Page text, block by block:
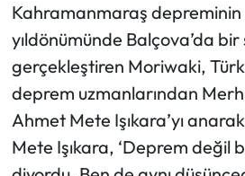
Kahramanmaraş depreminin
yıldönümünde Balçova’da
gerçekleştiren Moriwaki,
deprem uzmanlarından
Ahmet Mete Işıkara’yı
Mete Işıkara, ‘Deprem değil